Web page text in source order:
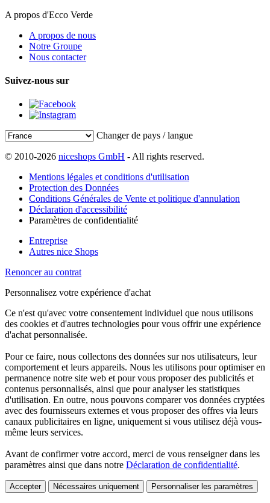
A propos d'Ecco Verde
A propos de nous
Notre Groupe
Nous contacter
Suivez-nous sur
Changer de pays / langue
© 2010-2026 niceshops GmbH - All rights reserved.
Mentions légales et conditions d'utilisation
Protection des Données
Conditions Générales de Vente et politique d'annulation
Déclaration d'accessibilité
Paramètres de confidentialité
Entreprise
Autres nice Shops
Renoncer au contrat
Personnalisez votre expérience d'achat
Ce n'est qu'avec votre consentement individuel que nous utilisons
des cookies et d'autres technologies pour vous offrir une expérience
d'achat personnalisée.
Pour ce faire, nous collectons des données sur nos utilisateurs, leur
comportement et leurs appareils. Nous les utilisons pour optimiser en
permanence notre site web et pour vous proposer des publicités et
contenus personnalisés, ainsi que pour analyser les statistiques
d'utilisation. En outre, nous pouvons comparer vos données cryptées
avec des fournisseurs externes et vous proposer des offres via leurs
canaux publicitaires en ligne, uniquement si vous utilisez déjà vous-
même leurs services.
Avant de confirmer votre accord, merci de vous renseigner dans les
paramètres ainsi que dans notre Déclaration de confidentialité.
Accepter Nécessaires uniquement Personnaliser les paramètres